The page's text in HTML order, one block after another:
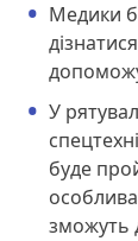
Медики
У
буде
зможуть